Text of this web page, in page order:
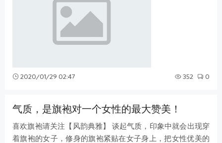
2020/01/29 02:47 352 0
气质，是旗袍对一个女性的最大赞美！
喜欢旗袍请关注【风韵典雅】 谈起气质，印象中就会出现穿
着旗袍的女子，修身的旗袍紧贴在女子身上，把女性优美的